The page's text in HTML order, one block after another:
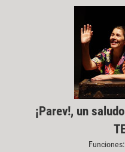
¡Parev!, un